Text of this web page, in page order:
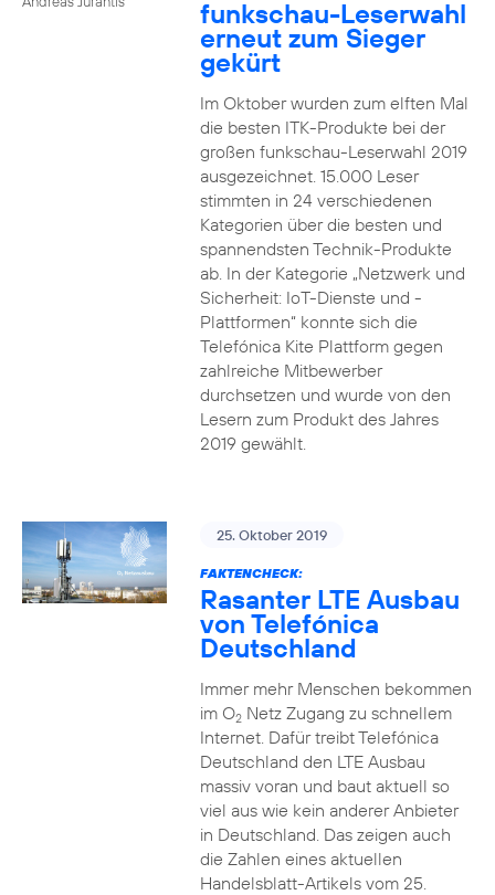
funkschau-Leserwahl
erneut zum Sieger
gekürt
Im Oktober wurden zum elften Mal
die besten ITK-Produkte bei der
großen funkschau-Leserwahl 2019
ausgezeichnet. 15.000 Leser
stimmten in 24 verschiedenen
Kategorien über die besten und
spannendsten Technik-Produkte
ab. In der Kategorie „Netzwerk und
Sicherheit: IoT-Dienste und -
Plattformen“ konnte sich die
Telefónica Kite Plattform gegen
zahlreiche Mitbewerber
durchsetzen und wurde von den
Lesern zum Produkt des Jahres
2019 gewählt.
25. Oktober 2019
FAKTENCHECK:
Rasanter LTE Ausbau
von Telefónica
Deutschland
Immer mehr Menschen bekommen
im O2Netz Zugang zu schnellem
Internet. Dafür treibt Telefónica
Deutschland den LTE Ausbau
massiv voran und baut aktuell so
viel aus wie kein anderer Anbieter
in Deutschland. Das zeigen auch
die Zahlen eines aktuellen
Handelsblatt-Artikels vom 25.